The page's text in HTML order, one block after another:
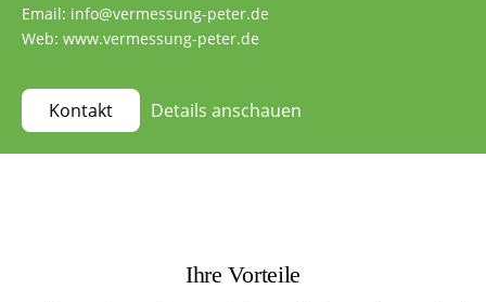
Email: info@vermessung-peter.de
Web: www.vermessung-peter.de
Kontakt Details anschauen
Ihre Vorteile